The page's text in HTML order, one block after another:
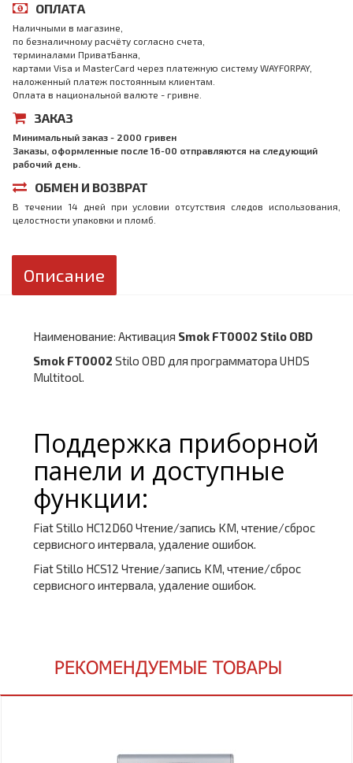
ОПЛАТА
Наличными в магазине,
по безналичному расчёту согласно счета,
терминалами ПриватБанка,
картами Visa и MasterCard через платежную систему WAYFORPAY,
наложенный платеж постоянным клиентам.
Оплата в национальной валюте - гривне.
ЗАКАЗ
Минимальный заказ - 2000 гривен
Заказы, оформленные после 16-00 отправляются на следующий
рабочий день.
ОБМЕН И ВОЗВРАТ
В течении 14 дней при условии отсутствия следов использования,
целостности упаковки и пломб.
Описание
Наименование: Активация Smok FT0002 Stilo OBD
Smok FT0002 Stilo OBD для программатора UHDS
Multitool.
Поддержка приборной
панели и доступные
функции:
Fiat Stillo HC12D60 Чтение/запись KM, чтение/сброс
сервисного интервала, удаление ошибок.
Fiat Stillo HCS12 Чтение/запись KM, чтение/сброс
сервисного интервала, удаление ошибок.
РЕКОМЕНДУЕМЫЕ ТОВАРЫ